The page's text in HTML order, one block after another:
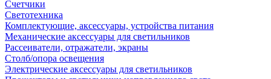
Счетчики
Светотехника
Комплектующие, аксессуары, устройства питания
Механические аксессуары для светильников
Рассеиватели, отражатели, экраны
Столб/опора освещения
Электрические аксессуары для светильников